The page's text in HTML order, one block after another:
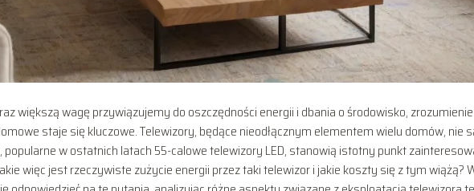
większą wagę przywiązujemy do oszczędności energii i dbania o środowisko, zrozumienie
staje się kluczowe. Telewizory, będące nieodłącznym elementem wielu domów, nie
w ostatnich latach 55-calowe telewizory LED, stanowią istotny punkt
więc jest rzeczywiste zużycie energii przez taki telewizor i jakie koszty się z tym wiążą?